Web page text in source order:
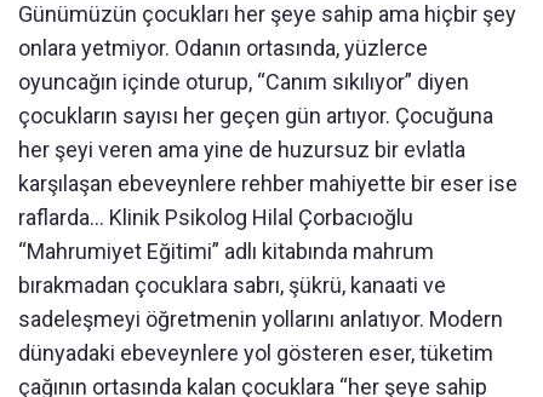
Günümüzün çocukları her şeye sahip ama hiçbir şey
onlara yetmiyor. Odanın ortasında, yüzlerce
oyuncağın içinde oturup, “Canım sıkılıyor” diyen
çocukların sayısı her geçen gün artıyor. Çocuğuna
her şeyi veren ama yine de huzursuz bir evlatla
karşılaşan ebeveynlere rehber mahiyette bir eser ise
raflarda… Klinik Psikolog Hilal Çorbacıoğlu
“Mahrumiyet Eğitimi” adlı kitabında mahrum
bırakmadan çocuklara sabrı, şükrü, kanaati ve
sadeleşmeyi öğretmenin yollarını anlatıyor. Modern
dünyadaki ebeveynlere yol gösteren eser, tüketim
çağının ortasında kalan çocuklara “her şeye sahip